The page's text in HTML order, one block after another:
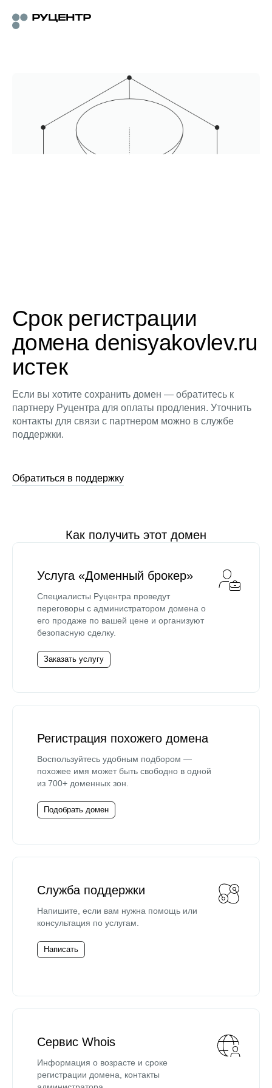
Срок регистрации
домена denisyakovlev.ru
истек
Если вы хотите сохранить домен — обратитесь к
партнеру Руцентра для оплаты продления. Уточнить
контакты для связи с партнером можно в службе
поддержки.
Обратиться в поддержку
Как получить этот домен
Услуга «Доменный брокер»
Специалисты Руцентра проведут
переговоры с администратором домена о
его продаже по вашей цене и организуют
безопасную сделку.
Заказать услугу
Регистрация похожего домена
Воспользуйтесь удобным подбором —
похожее имя может быть свободно в одной
из 700+ доменных зон.
Подобрать домен
Служба поддержки
Напишите, если вам нужна помощь или
консультация по услугам.
Написать
Сервис Whois
Информация о возрасте и сроке
регистрации домена, контакты